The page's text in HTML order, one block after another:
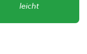
leicht